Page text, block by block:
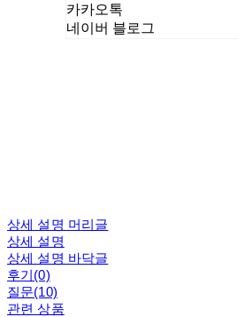
카카오톡
네이버 블로그
상세 설명 머리글
상세 설명
상세 설명 바닥글
후기(0)
질문(10)
관련 상품